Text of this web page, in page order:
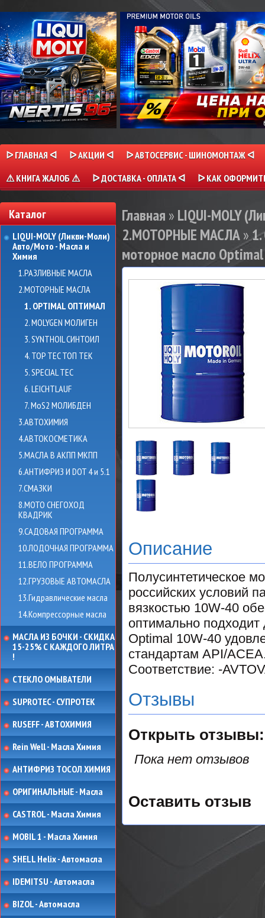
ᐅ ГЛАВНАЯ ᐊ ᐅ АКЦИИ ᐊ
ᐅ АВТОСЕРВИС - ШИНОМОНТАЖ ᐊ
⚠ КНИГА ЖАЛОБ ⚠
ᐅ ДОСТАВКА - ОПЛАТА ᐊ ᐅ КАК
Каталог
LIQUI-MOLY (Ликви-Моли)
Авто/Мото - Масла и
Химия
1.РАЗЛИВНЫЕ МАСЛА
2.МОТОРНЫЕ МАСЛА
1. OPTIMAL ОПТИМАЛ
2. MOLYGEN МОЛИГЕН
3. SYNTHOIL СИНТОИЛ
4. TOP TEC ТОП ТЕК
5. SPECIAL TEC
6. LEICHTLAUF
7. MoS2 МОЛИБДЕН
3.АВТОХИМИЯ
4.АВТОКОСМЕТИКА
5.МАСЛА В АКПП МКПП
6.АНТИФРИЗ И DOT 4 и 5.1
7.СМАЗКИ
8.МОТО СНЕГОХОД
КВАДРИК
9.САДОВАЯ ПРОГРАММА
10.ЛОДОЧНАЯ ПРОГРАММА
11.ВЕЛО ПРОГРАММА
12.ГРУЗОВЫЕ АВТОМАСЛА
13.Гидравлические масла
14.Компрессорные масла
МАСЛА ИЗ БОЧКИ - СКИДКА
15-25% С КАЖДОГО ЛИТРА
!
СТЕКЛО ОМЫВАТЕЛИ
SUPROTEC - СУПРОТЕК
RUSEFF - АВТОХИМИЯ
Rein Well - Масла Химия
АНТИФРИЗ ТОСОЛ ХИМИЯ
ОРИГИНАЛЬНЫЕ - Масла
CASTROL - Масла Химия
MOBIL 1 - Масла Химия
SHELL Helix - Автомасла
IDEMITSU - Автомасла
BIZOL - Автомасла
Главная » LIQUI-MOLY
2.МОТОРНЫЕ МАСЛА»
моторное масло
Описание
Полусинтетическое
российских условий
вязкостью 10W-40
оптимально
Optimal 10W-40
стандартам API/
Соответствие: -
Отзывы
Открыть
Пока нет отзывов
Оставить отзыв